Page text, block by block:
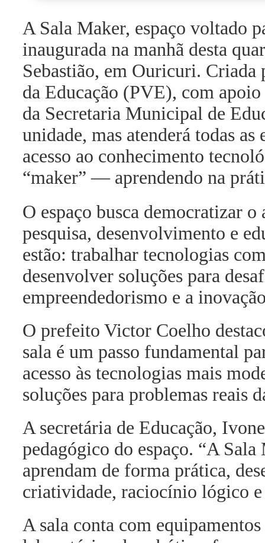
A Sala Maker, espaço voltado
inaugurada na manhã desta
Sebastião, em Ouricuri.
da Educação (PVE), com
da Secretaria Municipal de
unidade, mas atenderá todas
acesso ao conhecimento
“maker” — aprendendo na
O espaço busca democratizar
pesquisa, desenvolvimento e
estão: trabalhar tecnologias
desenvolver soluções para
empreendedorismo e a
O prefeito Victor Coelho
sala é um passo fundamental
acesso às tecnologias mais
soluções para problemas reais
A secretária de Educação,
pedagógico do espaço. “A
aprendam de forma prática,
criatividade, raciocínio lógico
A sala conta com